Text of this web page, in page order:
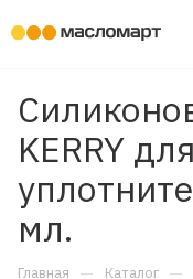
KERRY
мл.
Главная — Каталог —